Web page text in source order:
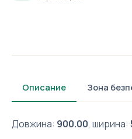
Описание Зона
Довжина: 900.00, ширина: